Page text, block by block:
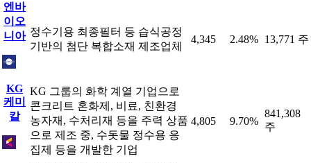
엔바
이오
니아 정수기용 최종필터 등 습식공정
기반의 첨단 복합소재 제조업체
4,345 2.48% 13,771 주
KG
케미
칼
KG 그룹의 화학 계열 기업으로
콘크리트 혼화제, 비료, 친환경
농자재, 수처리재 등을 주력 상품
으로 제조 중, 수돗물 정수용 응
집제 등을 개발한 기업
4,805 9.70%
841,308
주